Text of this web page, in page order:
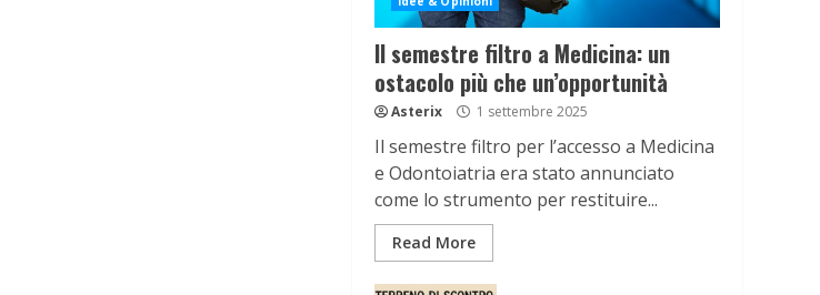
Il semestre filtro a Medicina: un
ostacolo più che un’opportunità
Asterix 1 settembre 2025
Il semestre filtro per l’accesso a Medicina
e Odontoiatria era stato annunciato
come lo strumento per restituire...
Read More